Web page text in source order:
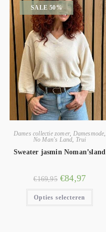
SALE 50%
Dames collectie zomer, Damesmode,
No Man's Land, Trui
Sweater jasmin Noman’sland
€169,95 €84,97
Opties selecteren